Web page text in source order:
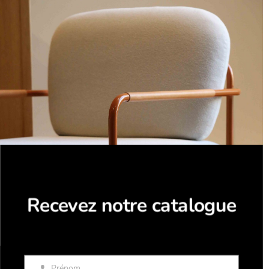
Recevez notre catalogue